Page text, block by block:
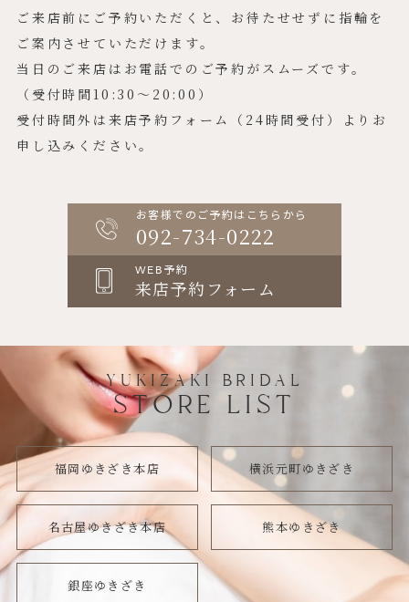
ご来店前にご予約いただくと、お待たせせずに指輪を
ご案内させていただけます。
当日のご来店はお電話でのご予約がスムーズです。
（受付時間10:30〜20:00）
受付時間外は来店予約フォーム（24時間受付）よりお
申し込みください。
お客様でのご予約はこちらから
092-734-0222
WEB予約
来店予約フォーム
YUKIZAKI BRIDAL
STORE LIST
福岡ゆきざき本店 横浜元町ゆきざき
名古屋ゆきざき本店 熊本ゆきざき
銀座ゆきざき